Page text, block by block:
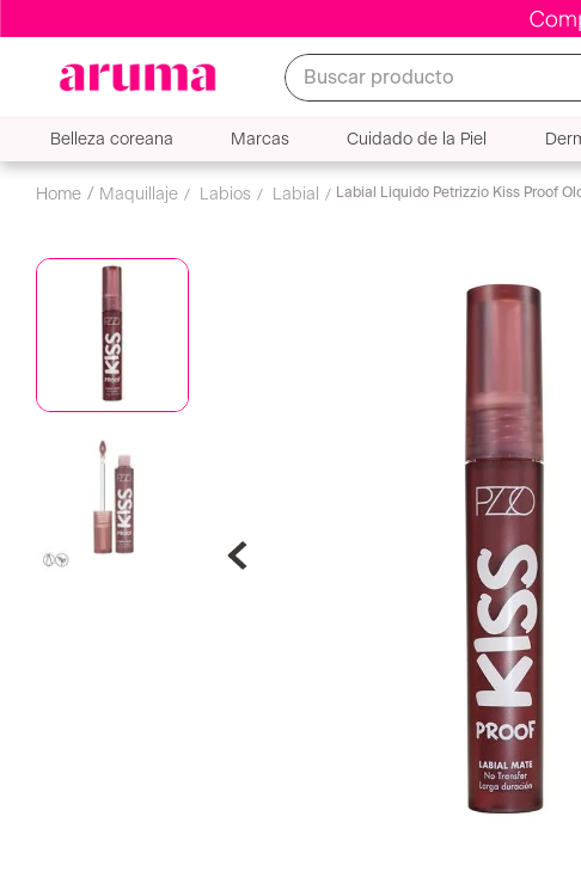
Buscar producto
Belleza coreana Marcas Cuidado de la Piel
maquillaje labios labial Labial Liquido Petrizzio Kiss Proof